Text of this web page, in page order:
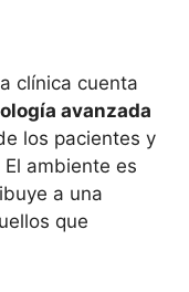
clínica cuenta
avanzada
los pacientes y
ambiente es
a una
que